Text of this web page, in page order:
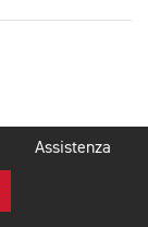
Assistenza